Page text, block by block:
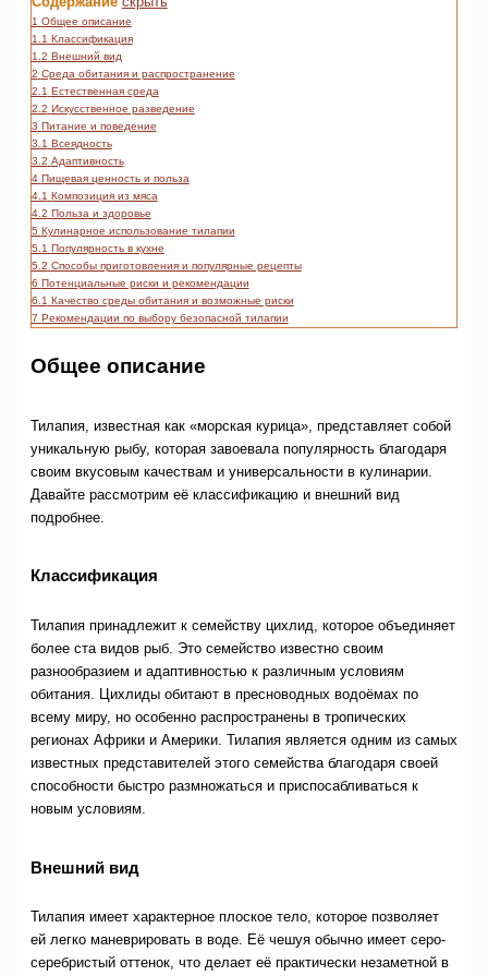
1 Общее описание
1.1 Классификация
1.2 Внешний вид
2 Среда обитания и распространение
2.1 Естественная среда
2.2 Искусственное разведение
3 Питание и поведение
3.1 Всеядность
3.2 Адаптивность
4 Пищевая ценность и польза
4.1 Композиция из мяса
4.2 Польза и здоровье
5 Кулинарное использование тилапии
5.1 Популярность в кухне
5.2 Способы приготовления и популярные рецепты
6 Потенциальные риски и рекомендации
6.1 Качество среды обитания и возможные риски
7 Рекомендации по выбору безопасной тилапии
Общее описание
Тилапия, известная как «морская курица», представляет собой
уникальную рыбу, которая завоевала популярность благодаря
своим вкусовым качествам и универсальности в кулинарии.
Давайте рассмотрим её классификацию и внешний вид
подробнее.
Классификация
Тилапия принадлежит к семейству цихлид, которое объединяет
более ста видов рыб. Это семейство известно своим
разнообразием и адаптивностью к различным условиям
обитания. Цихлиды обитают в пресноводных водоёмах по
всему миру, но особенно распространены в тропических
регионах Африки и Америки. Тилапия является одним из самых
известных представителей этого семейства благодаря своей
способности быстро размножаться и приспосабливаться к
новым условиям.
Внешний вид
Тилапия имеет характерное плоское тело, которое позволяет
ей легко маневрировать в воде. Её чешуя обычно имеет серо-
серебристый оттенок, что делает её практически незаметной в